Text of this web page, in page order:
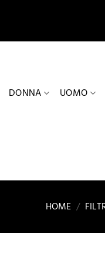
DONNA UOMO
HOME /